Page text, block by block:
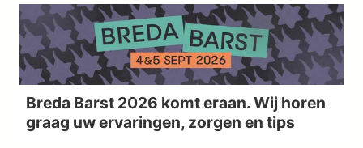
Breda Barst 2026 komt eraan. Wij horen
graag uw ervaringen, zorgen en tips